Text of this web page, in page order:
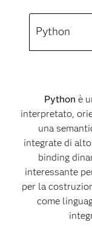
Python
Python è
interpretato,
una
integrate di
binding
interessante
per la
come